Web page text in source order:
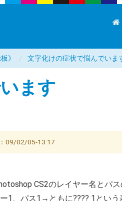
》 文字化けの症状で悩んでいま
ます
09/02/05-13:17
CS2のレイヤー名とパ
1、パス1→ともに???? 1という